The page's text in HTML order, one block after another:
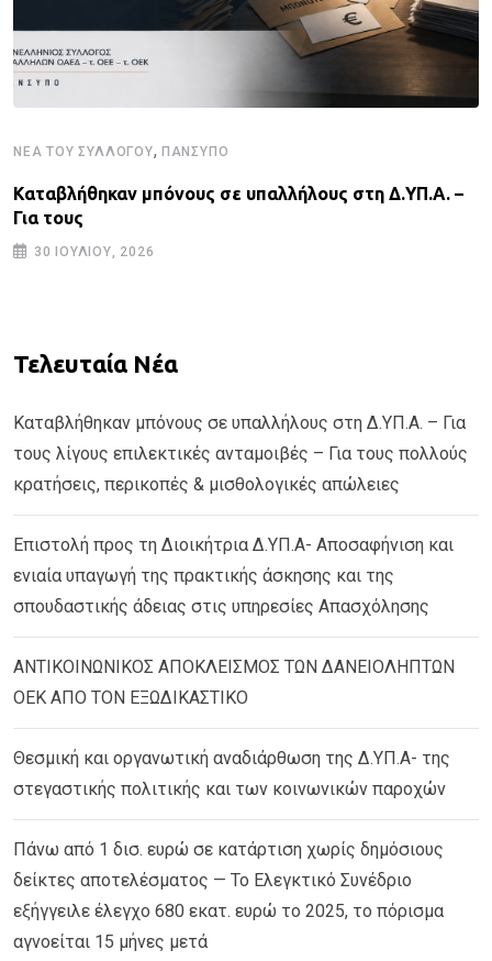
ΝΈΑ ΤΟΥ ΣΥΛΛΌΓΟΥ, ΠΑΝΣΥΠΟ
Καταβλήθηκαν μπόνους σε υπαλλήλους στη Δ.ΥΠ.Α. –
Για τους
30 ΙΟΥΛΊΟΥ, 2026
Τελευταία Νέα
Καταβλήθηκαν μπόνους σε υπαλλήλους στη Δ.ΥΠ.Α. – Για
τους λίγους επιλεκτικές ανταμοιβές – Για τους πολλούς
κρατήσεις, περικοπές & μισθολογικές απώλειες
Επιστολή προς τη Διοικήτρια Δ.ΥΠ.Α- Αποσαφήνιση και
ενιαία υπαγωγή της πρακτικής άσκησης και της
σπουδαστικής άδειας στις υπηρεσίες Απασχόλησης
ΑΝΤΙΚΟΙΝΩΝΙΚΟΣ ΑΠΟΚΛΕΙΣΜΟΣ ΤΩΝ ΔΑΝΕΙΟΛΗΠΤΩΝ
ΟΕΚ ΑΠΟ ΤΟΝ ΕΞΩΔΙΚΑΣΤΙΚΟ
Θεσμική και οργανωτική αναδιάρθωση της Δ.ΥΠ.Α- της
στεγαστικής πολιτικής και των κοινωνικών παροχών
Πάνω από 1 δισ. ευρώ σε κατάρτιση χωρίς δημόσιους
δείκτες αποτελέσματος — Το Ελεγκτικό Συνέδριο
εξήγγειλε έλεγχο 680 εκατ. ευρώ το 2025, το πόρισμα
αγνοείται 15 μήνες μετά